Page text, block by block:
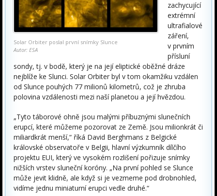
Solar Orbiter poslal první snímky Slunce
Autor: ESA
zachycující
extrémní
ultrafialové
záření,
v prvním
přísluní
sondy, tj. v bodě, který je na její eliptické oběžné dráze
nejblíže ke Slunci. Solar Orbiter byl v tom okamžiku vzdálen
od Slunce pouhých 77 milionů kilometrů, což je zhruba
polovina vzdálenosti mezi naší planetou a její hvězdou.
„Tyto táborové ohně jsou malými příbuznými slunečních
erupcí, které můžeme pozorovat ze Země. Jsou milionkrát či
miliardkrát menší,“ říká David Berghmans z Belgické
královské observatoře v Belgii, hlavní výzkumník dílčího
projektu EUI, který ve vysokém rozlišení pořizuje snímky
nižších vrstev sluneční koróny. „Na první pohled se Slunce
může jevit klidně, ale když si je vezmeme pod drobnohled,
vidíme jednu miniaturní erupci vedle druhé.“